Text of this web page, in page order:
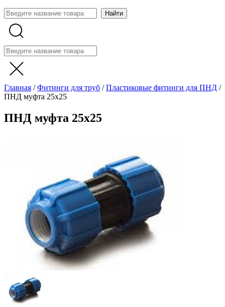
Главная /Фитинги для труб /Пластиковые фитинги для ПНД /
ПНД муфта 25х25
ПНД муфта 25х25